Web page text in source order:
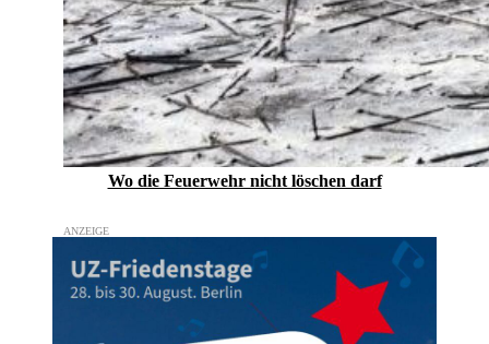
Wo die Feuerwehr nicht löschen darf